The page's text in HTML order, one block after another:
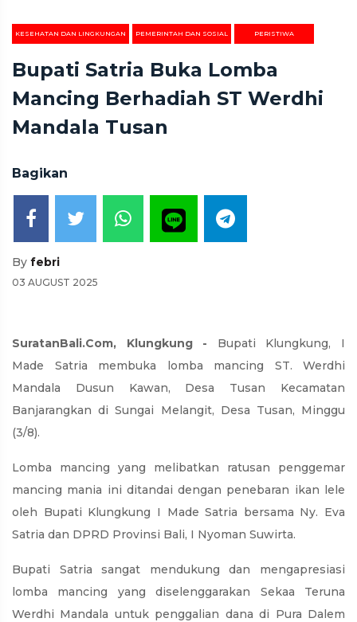
KESEHATAN DAN LINGKUNGAN PEMERINTAH DAN SOSIAL PERISTIWA
Bupati Satria Buka Lomba
Mancing Berhadiah ST Werdhi
Mandala Tusan
Bagikan
By febri
03 AUGUST 2025
SuratanBali.Com, Klungkung - Bupati Klungkung, I
Made Satria membuka lomba mancing ST. Werdhi
Mandala Dusun Kawan, Desa Tusan Kecamatan
Banjarangkan di Sungai Melangit, Desa Tusan, Minggu
(3/8).
Lomba mancing yang melibatkan ratusan penggemar
mancing mania ini ditandai dengan penebaran ikan lele
oleh Bupati Klungkung I Made Satria bersama Ny. Eva
Satria dan DPRD Provinsi Bali, I Nyoman Suwirta.
Bupati Satria sangat mendukung dan mengapresiasi
lomba mancing yang diselenggarakan Sekaa Teruna
Werdhi Mandala untuk penggalian dana di Pura Dalem